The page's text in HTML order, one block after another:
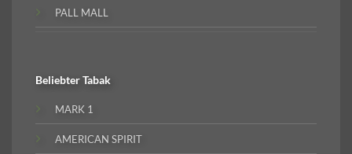
PALL MALL
BeliebterTabak
MARK 1
AMERICAN SPIRIT